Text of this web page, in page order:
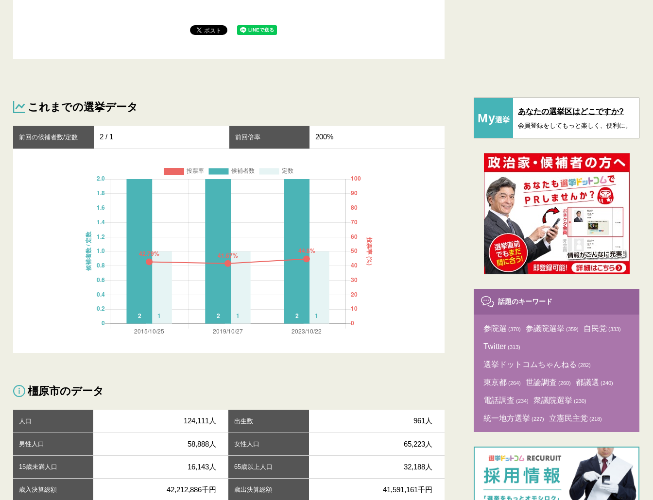
これまでの選挙データ
前回の候補者数/定数 2 / 1 前回倍率 200%
橿原市のデータ
人口 124,111人 出生数 961人
男性人口 58,888人 女性人口 65,223人
15歳未満人口 16,143人 65歳以上人口 32,188人
歳入決算総額 42,212,886千円 歳出決算総額 41,591,161千円
My選挙
あなたの選挙区はどこですか?
会員登録をしてもっと楽しく、便利に。
話題のキーワード
参院選 (370) 参議院選挙 (359) 自民党 (333)
Twitter (313)
選挙ドットコムちゃんねる (282)
東京都 (264) 世論調査 (260) 都議選 (240)
電話調査 (234) 衆議院選挙 (230)
統一地方選挙 (227) 立憲民主党 (218)